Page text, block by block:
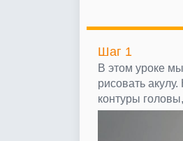
Шаг 1
В этом уроке
рисовать
контуры